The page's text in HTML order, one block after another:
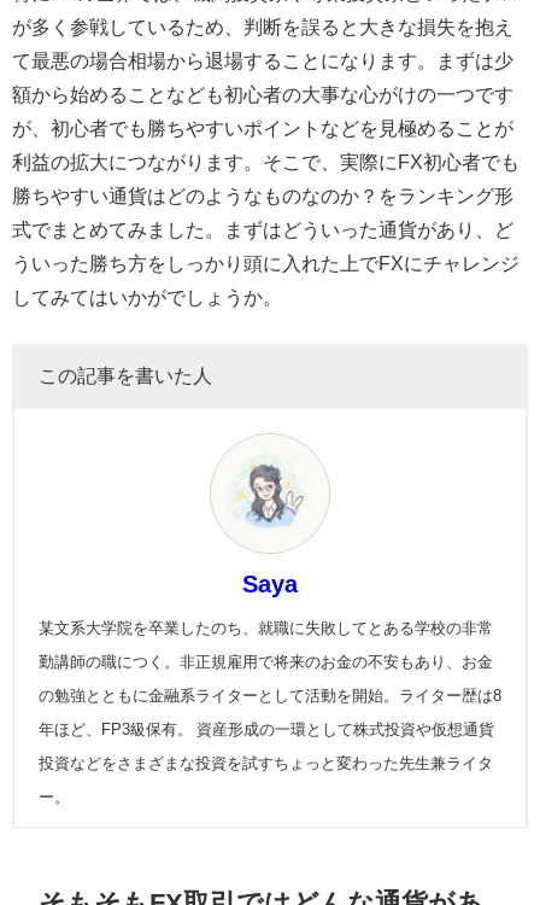
が多く参戦しているため、判断を誤ると大きな損失を抱え
て最悪の場合相場から退場することになります。まずは少
額から始めることなども初心者の大事な心がけの一つです
が、初心者でも勝ちやすいポイントなどを見極めることが
利益の拡大につながります。そこで、実際にFX初心者でも
勝ちやすい通貨はどのようなものなのか？をランキング形
式でまとめてみました。まずはどういった通貨があり、ど
ういった勝ち方をしっかり頭に入れた上でFXにチャレンジ
してみてはいかがでしょうか。
この記事を書いた人
Saya
某文系大学院を卒業したのち、就職に失敗してとある学校の非常
勤講師の職につく。非正規雇用で将来のお金の不安もあり、お金
の勉強とともに金融系ライターとして活動を開始。ライター歴は8
年ほど、FP3級保有。 資産形成の一環として株式投資や仮想通貨
投資などをさまざまな投資を試すちょっと変わった先生兼ライタ
ー。